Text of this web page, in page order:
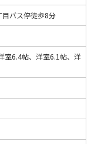
バス停徒歩8分
室6.4帖、洋室6.1帖、洋